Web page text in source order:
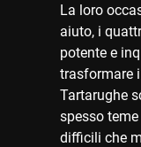
La loro
aiuto, i
potente e
trasformare
Tartarughe
spesso
difficili che